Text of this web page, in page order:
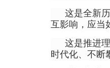
这是全新
互影响，应当
这是推进
时代化、不断